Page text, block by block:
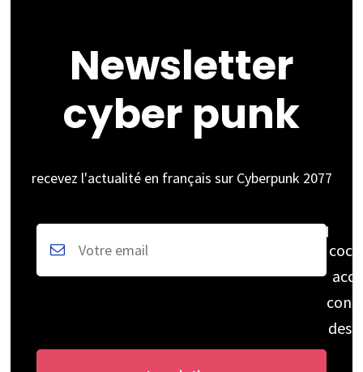
Newsletter
cyber punk
recevez l'actualité en français sur Cyberpunk 2077
des